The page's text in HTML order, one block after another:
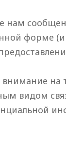
нам
форме
на
видом